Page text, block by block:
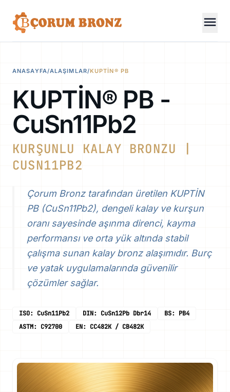
menu
ANASAYFA/ALAŞIMLAR/KUPTİN® PB
KUPTİN® PB -
CuSn11Pb2
KURŞUNLU KALAY BRONZU |
CUSN11PB2
Çorum Bronz tarafından üretilen KUPTİN
PB (CuSn11Pb2), dengeli kalay ve kurşun
oranı sayesinde aşınma direnci, kayma
performansı ve orta yük altında stabil
çalışma sunan kalay bronz alaşımıdır. Burç
ve yatak uygulamalarında güvenilir
çözümler sağlar.
ISO: CuSn11Pb2 DIN: CuSn12Pb Dbr14
BS: PB4
ASTM: C92700
EN: CC482K / CB482K